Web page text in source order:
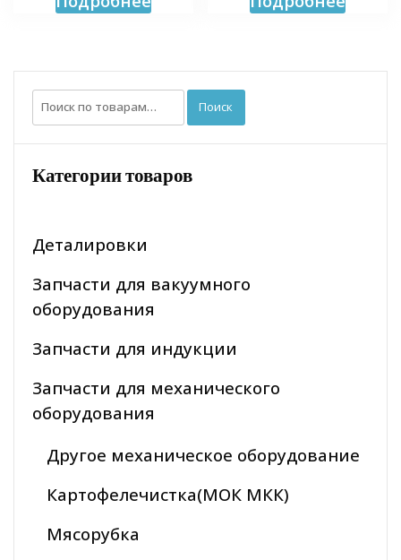
Искать: Поиск
Категории товаров
Деталировки
Запчасти для вакуумного
оборудования
Запчасти для индукции
Запчасти для механического
оборудования
Другое механическое оборудование
Картофелечистка(МОК МКК)
Мясорубка